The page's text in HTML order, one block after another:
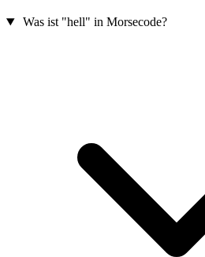
Was ist "hell" in Morsecode?